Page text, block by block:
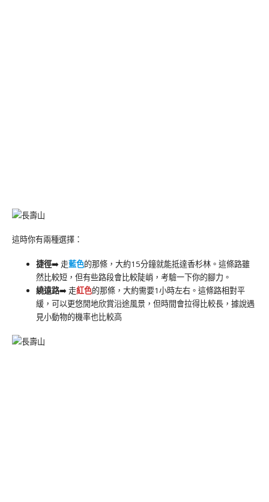
這時你有兩種選擇：
捷徑➡️ 走藍色的那條，大約15分鐘就能抵達香杉林。這條路雖
然比較短，但有些路段會比較陡峭，考驗一下你的腳力。
繞遠路➡️ 走紅色的那條，大約需要1小時左右。這條路相對平
緩，可以更悠閒地欣賞沿途風景，但時間會拉得比較長，據說遇
見小動物的機率也比較高